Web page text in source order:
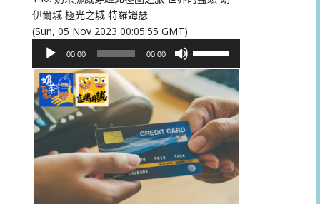
伊爾城 極光之城 特羅姆瑟
(Sun, 05 Nov 2023 00:05:55 GMT)
播
放
器
00:00 00:00
向
上/
向
下
鍵
以
提